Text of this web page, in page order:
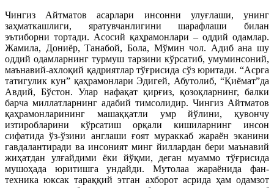
Чингиз Айтматов асарлари инсонни улуғлаши, унинг
заҳматкашлиги, яратувчанлигини шарафлаши билан
эътиборни тортади. Асосий қаҳрамонлари – оддий одамлар.
Жамила, Дониёр, Танабой, Бола, Мўмин чол. Адиб ана шу
оддий одамларнинг турмуш тарзини кўрсатиб, умуминсоний,
маънавий-ахлоқий қадриятлар тўғрисида сўз юритади. “Асрга
татигулик кун” қаҳрамонлари Эдигей, Абутолиб, “Қиёмат”да
Авдий, Бўстон. Улар нафақат қирғиз, қозоқларнинг, балки
барча миллатларнинг адабий тимсолидир. Чингиз Айтматов
қаҳрамонларининг машаққатли умр йўлини, қувончу
изтиробларини кўрсатиш орқали кишиларнинг инсон
сифатида ўз-ўзини англаши ғоят мураккаб жараён эканини
гавдалантиради ва инсоният минг йиллардан бери маънавий
жиҳатдан улғайдими ёки йўқми, деган муаммо тўғрисида
мушоҳада юритишга ундайди. Мутолаа жараёнида фан-
техника юксак тараққий этган ахборот асрида ҳам одамзот